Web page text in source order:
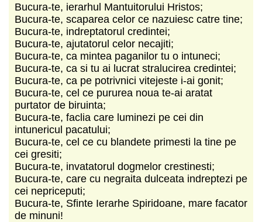
Bucura-te, ierarhul Mantuitorului Hristos;
Bucura-te, scaparea celor ce nazuiesc catre tine;
Bucura-te, indreptatorul credintei;
Bucura-te, ajutatorul celor necajiti;
Bucura-te, ca mintea paganilor tu o intuneci;
Bucura-te, ca si tu ai lucrat stralucirea credintei;
Bucura-te, ca pe potrivnici vitejeste i-ai gonit;
Bucura-te, cel ce pururea noua te-ai aratat
purtator de biruinta;
Bucura-te, faclia care luminezi pe cei din
intunericul pacatului;
Bucura-te, cel ce cu blandete primesti la tine pe
cei gresiti;
Bucura-te, invatatorul dogmelor crestinesti;
Bucura-te, care cu negraita dulceata indreptezi pe
cei nepriceputi;
Bucura-te, Sfinte Ierarhe Spiridoane, mare facator
de minuni!